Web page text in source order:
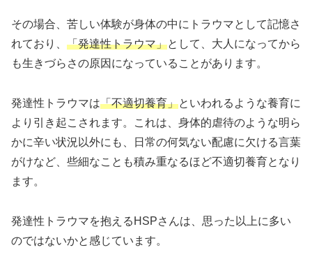
その場合、苦しい体験が身体の中にトラウマとして記憶さ
れており、 「発達性トラウマ」として、大人になってから
も生きづらさの原因になっていることがあります。
発達性トラウマは「不適切養育」といわれるような養育に
より引き起こされます。これは、身体的虐待のような明ら
かに辛い状況以外にも、日常の何気ない配慮に欠ける言葉
がけなど、些細なことも積み重なるほど不適切養育となり
ます。
発達性トラウマを抱えるHSPさんは、思った以上に多い
のではないかと感じています。